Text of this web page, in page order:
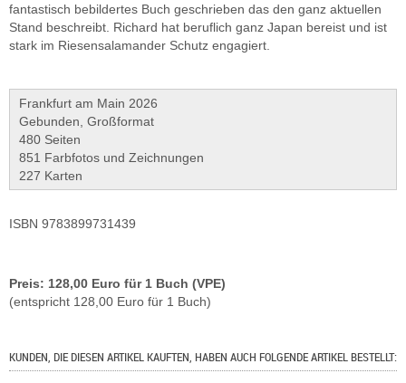
fantastisch bebildertes Buch geschrieben das den ganz aktuellen
Stand beschreibt. Richard hat beruflich ganz Japan bereist und ist
stark im Riesensalamander Schutz engagiert.
Frankfurt am Main 2026
Gebunden, Großformat
480 Seiten
851 Farbfotos und Zeichnungen
227 Karten
ISBN 9783899731439
Preis: 128,00 Euro für 1 Buch (VPE)
(entspricht 128,00 Euro für 1 Buch)
KUNDEN, DIE DIESEN ARTIKEL KAUFTEN, HABEN AUCH FOLGENDE ARTIKEL BESTELLT: